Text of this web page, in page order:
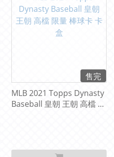
售完
MLB 2021 Topps Dynasty
Baseball 皇朝 王朝 高檔 限